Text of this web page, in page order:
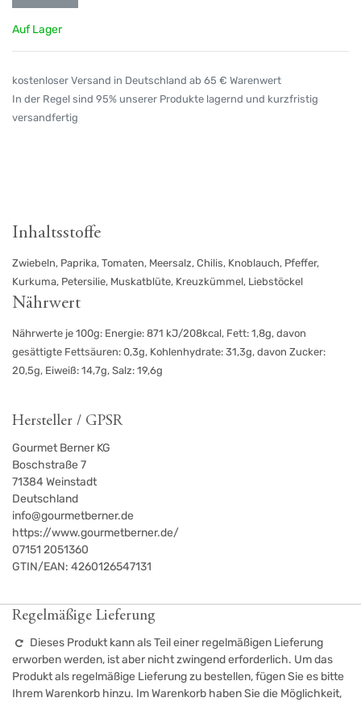
Auf Lager
kostenloser Versand in Deutschland ab 65 € Warenwert
In der Regel sind 95% unserer Produkte lagernd und kurzfristig
versandfertig
Inhaltsstoffe
Zwiebeln, Paprika, Tomaten, Meersalz, Chilis, Knoblauch, Pfeffer,
Kurkuma, Petersilie, Muskatblüte, Kreuzkümmel, Liebstöckel
Nährwert
Nährwerte je 100g: Energie: 871 kJ/208kcal, Fett: 1,8g, davon
gesättigte Fettsäuren: 0,3g, Kohlenhydrate: 31,3g, davon Zucker:
20,5g, Eiweiß: 14,7g, Salz: 19,6g
Hersteller / GPSR
Gourmet Berner KG
Boschstraße 7
71384 Weinstadt
Deutschland
info@gourmetberner.de
https://www.gourmetberner.de/
07151 2051360
GTIN/EAN: 4260126547131
Regelmäßige Lieferung
Dieses Produkt kann als Teil einer regelmäßigen Lieferung
erworben werden, ist aber nicht zwingend erforderlich. Um das
Produkt als regelmäßige Lieferung zu bestellen, fügen Sie es bitte
Ihrem Warenkorb hinzu. Im Warenkorb haben Sie die Möglichkeit,